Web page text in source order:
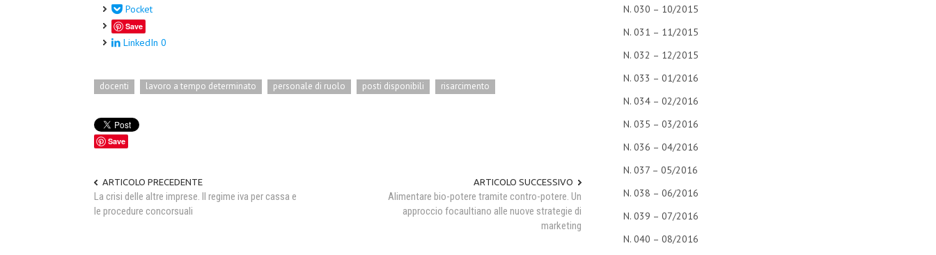
Pocket
Save
LinkedIn 0
docenti lavoro a tempo determinato personale di ruolo posti disponibili risarcimento
Save
ARTICOLO PRECEDENTE
La crisi delle altre imprese. Il regime iva per cassa e
le procedure concorsuali
ARTICOLO SUCCESSIVO
Alimentare bio-potere tramite contro-potere. Un
approccio focaultiano alle nuove strategie di
marketing
N. 030 – 10/2015
N. 031 – 11/2015
N. 032 – 12/2015
N. 033 – 01/2016
N. 034 – 02/2016
N. 035 – 03/2016
N. 036 – 04/2016
N. 037 – 05/2016
N. 038 – 06/2016
N. 039 – 07/2016
N. 040 – 08/2016